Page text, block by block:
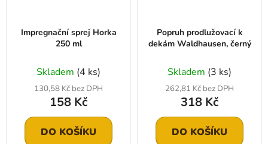
Impregnační sprej Horka
250 ml
Skladem (4 ks)
130,58 Kč bez DPH
158 Kč
DO KOŠÍKU
Popruh prodlužovací k
dekám Waldhausen, černý
Skladem (3 ks)
262,81 Kč bez DPH
318 Kč
DO KOŠÍKU